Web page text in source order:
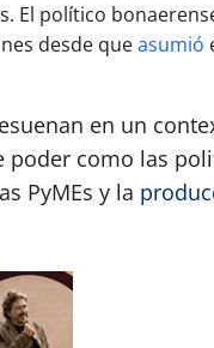
El político
desde queasumió
en un
poder como las
PyMEs y la